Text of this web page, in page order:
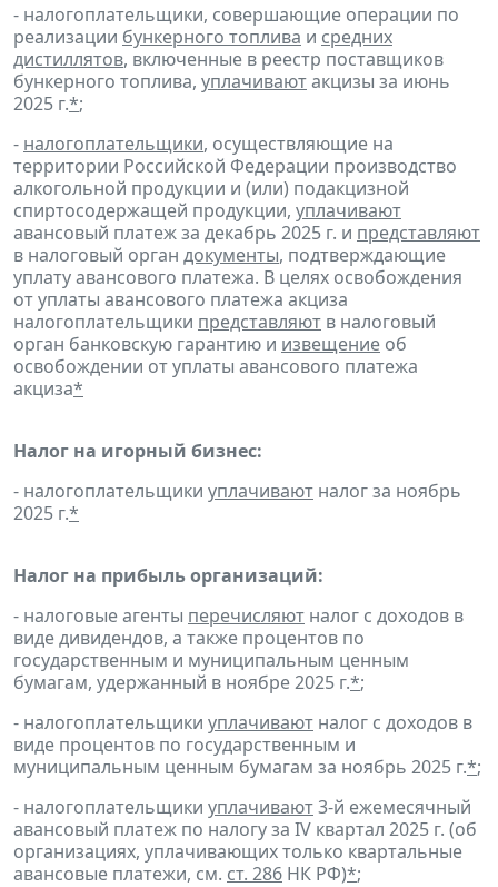
- налогоплательщики, совершающие операции по
реализации бункерного топлива и средних
дистиллятов, включенные в реестр поставщиков
бункерного топлива, уплачиваютакцизы за июнь
2025 г.*;
- налогоплательщики, осуществляющие на
территории Российской Федерации производство
алкогольной продукции и (или) подакцизной
спиртосодержащей продукции, уплачивают
авансовый платеж за декабрь 2025 г. и представляют
в налоговый орган документы, подтверждающие
уплату авансового платежа. В целях освобождения
от уплаты авансового платежа акциза
налогоплательщики представляют в налоговый
орган банковскую гарантию и извещение об
освобождении от уплаты авансового платежа
акциза*
Налог на игорный бизнес:
- налогоплательщики уплачивают налог за ноябрь
2025 г.*
Налог на прибыль организаций:
- налоговые агенты перечисляют налог с доходов в
виде дивидендов, а также процентов по
государственным и муниципальным ценным
бумагам, удержанный в ноябре 2025 г.*;
- налогоплательщики уплачивают налог с доходов в
виде процентов по государственным и
муниципальным ценным бумагам за ноябрь 2025 г.*;
- налогоплательщики уплачивают3-й ежемесячный
авансовый платеж по налогу за IV квартал 2025 г. (об
организациях, уплачивающих только квартальные
авансовые платежи, см. ст. 286 НК РФ)*;